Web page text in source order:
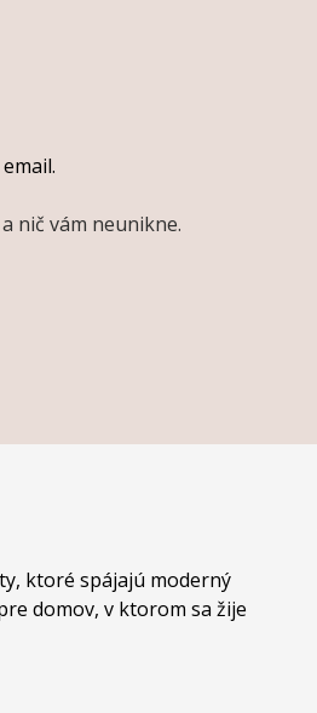
nič vám neunikne.
ktoré spájajú moderný
domov, v ktorom sa žije